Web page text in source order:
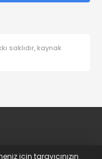
saklıdır, kaynak
için tarayıcınızın